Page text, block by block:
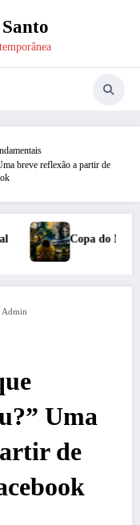
breve reflexão a partir de
e catarse coletiva:
Admin
Uma
de